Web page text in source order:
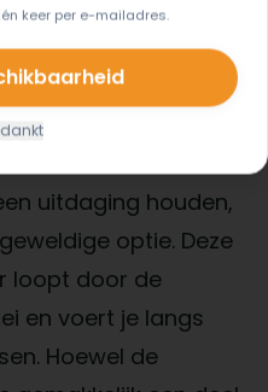
met veelzijdige
uitdaging houden,
optie. Deze
loopt door de
en voert je langs
Hoewel de
keer per e-mailadres.